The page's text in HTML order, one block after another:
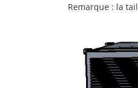
Remarque : la